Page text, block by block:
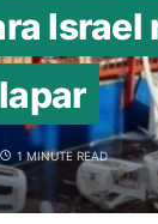
Israel
1 MINUTE READ